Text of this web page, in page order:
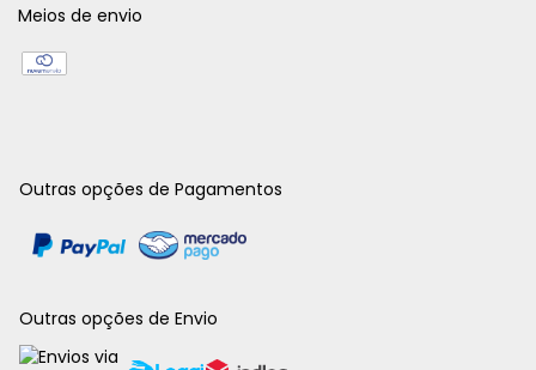
Meios de envio
Outras opções de Pagamentos
Outras opções de Envio